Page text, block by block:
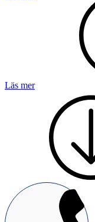
Positionsvisare /
Pulsgivare / Encoders
Läs mer